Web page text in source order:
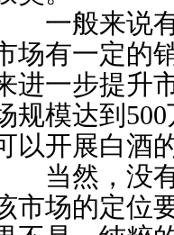
一般来说有
场有一定的
进一步提升
规模达到
以开展白酒
当然，没有
市场的定位